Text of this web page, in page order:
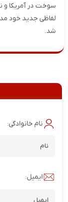
سوخت در آمریکا
لفاظی‌ جدید خود
شد.
نام خانوادگی:
ایمیل: